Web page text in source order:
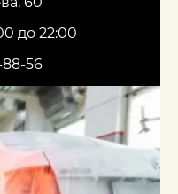
до 22:00
88-56